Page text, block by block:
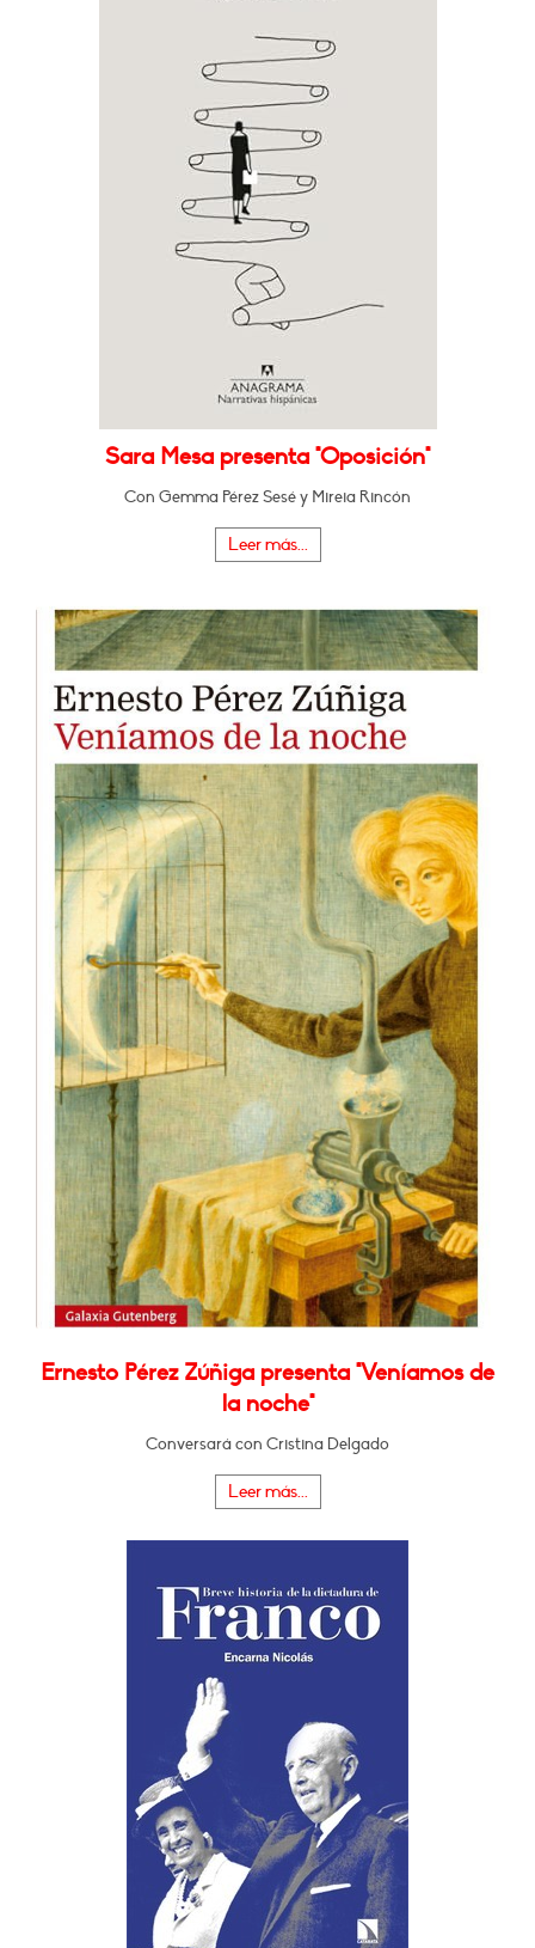
Sara Mesa presenta "Oposición"
Con Gemma Pérez Sesé y Mireia Rincón
Leer más...
Ernesto Pérez Zúñiga presenta "Veníamos de
la noche"
Conversará con Cristina Delgado
Leer más...